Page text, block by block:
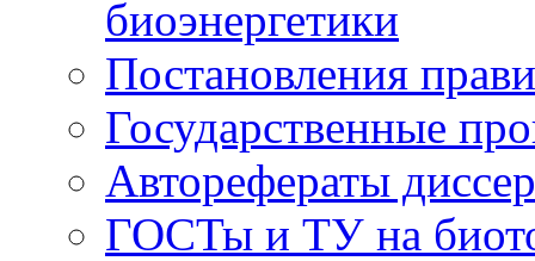
биоэнергетики
Постановления
Государственные
Авторефераты
ГОСТы и ТУ на